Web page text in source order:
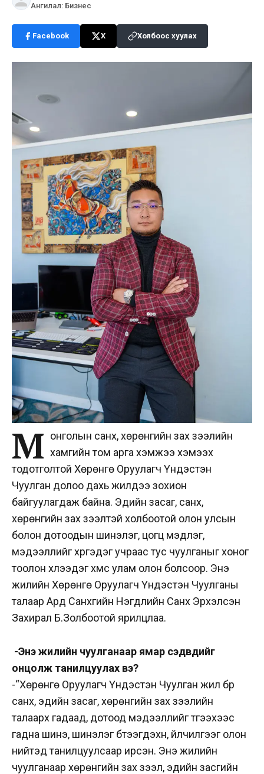
Ангилал: Бизнес
Facebook X Холбоос хуулах
М онголын санхүү, хөрөнгийн зах зээлийн
хамгийн том арга хэмжээ хэмээх
тодотголтой Хөрөнгө Оруулагч Үндэстэн
Чуулган долоо дахь жилдээ зохион
байгуулагдаж байна. Эдийн засаг, санхүү,
хөрөнгийн зах зээлтэй холбоотой олон улсын
болон дотоодын шинэлэг, цогц мэдлэг,
мэдээллийг хүргэдэг учраас тус чуулганыг хоног
тоолон хүлээдэг хүмүүс улам олон болсоор. Энэ
жилийн Хөрөнгө Оруулагч Үндэстэн Чуулганы
талаар Ард Санхүүгийн Нэгдлийн Санхүү Эрхэлсэн
Захирал Б.Золбоотой ярилцлаа.
-Энэ жилийн чуулганаар ямар сэдвүүдийг
онцолж танилцуулах вэ?
-“Хөрөнгө Оруулагч Үндэстэн Чуулган жил бүр
санхүү, эдийн засаг, хөрөнгийн зах зээлийн
талаарх гадаад, дотоод мэдээллийг түгээхээс
гадна шинэ, шинэлэг бүтээгдэхүүн, үйлчилгээг олон
нийтэд танилцуулсаар ирсэн. Энэ жилийн
чуулганаар хөрөнгийн зах зээл, эдийн засгийн